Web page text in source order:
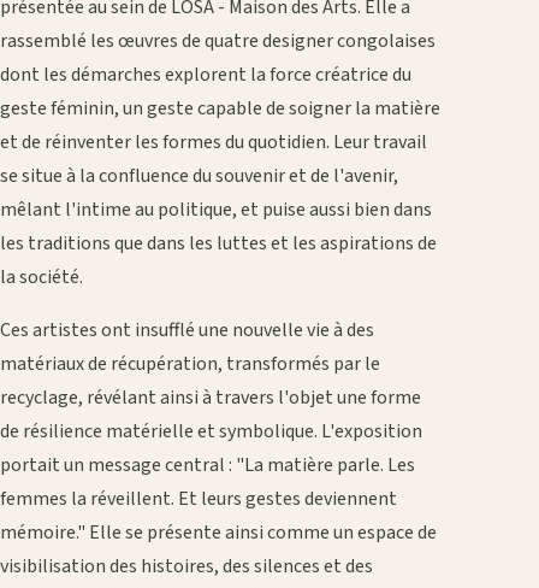
présentée au sein de LOSA - Maison des Arts. Elle a
rassemblé les œuvres de quatre designer congolaises
dont les démarches explorent la force créatrice du
geste féminin, un geste capable de soigner la matière
et de réinventer les formes du quotidien. Leur travail
se situe à la confluence du souvenir et de l'avenir,
mêlant l'intime au politique, et puise aussi bien dans
les traditions que dans les luttes et les aspirations de
la société.
Ces artistes ont insufflé une nouvelle vie à des
matériaux de récupération, transformés par le
recyclage, révélant ainsi à travers l'objet une forme
de résilience matérielle et symbolique. L'exposition
portait un message central : "La matière parle. Les
femmes la réveillent. Et leurs gestes deviennent
mémoire." Elle se présente ainsi comme un espace de
visibilisation des histoires, des silences et des